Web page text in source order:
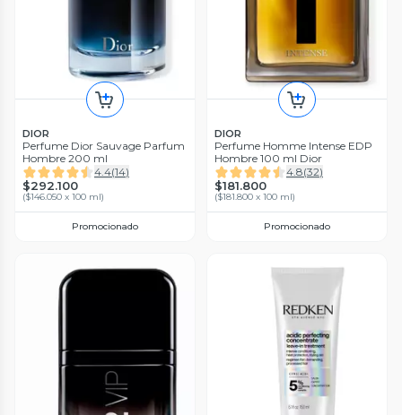
DIOR
Perfume Dior Sauvage Parfum
Hombre 200 ml
4.4(14)
$292.100
($146.050 x 100 ml)
Promocionado
DIOR
Perfume Homme Intense EDP
Hombre 100 ml Dior
4.8(32)
$181.800
($181.800 x 100 ml)
Promocionado